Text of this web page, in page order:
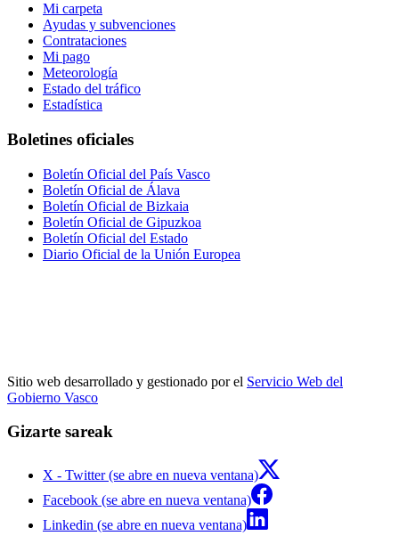
Mi carpeta
Ayudas y subvenciones
Contrataciones
Mi pago
Meteorología
Estado del tráfico
Estadística
Boletines oficiales
Boletín Oficial del País Vasco
Boletín Oficial de Álava
Boletín Oficial de Bizkaia
Boletín Oficial de Gipuzkoa
Boletín Oficial del Estado
Diario Oficial de la Unión Europea
Sitio web desarrollado y gestionado por el Servicio Web del
Gobierno Vasco
Gizarte sareak
X - Twitter (se abre en nueva ventana)
Facebook (se abre en nueva ventana)
Linkedin (se abre en nueva ventana)